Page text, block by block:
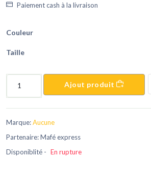
Paiement cash à la livraison
Couleur
Taille
Ajout produit
Marque:Aucune
Partenaire: Mafé express
Disponiblité - En rupture